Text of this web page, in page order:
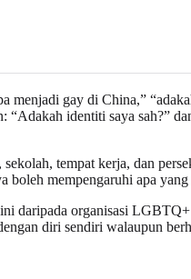
menjadi gay di China,”
identiti saya sah?”
tempat kerja, dan
boleh mempengaruhi apa
daripada organisasi
diri sendiri walaupun